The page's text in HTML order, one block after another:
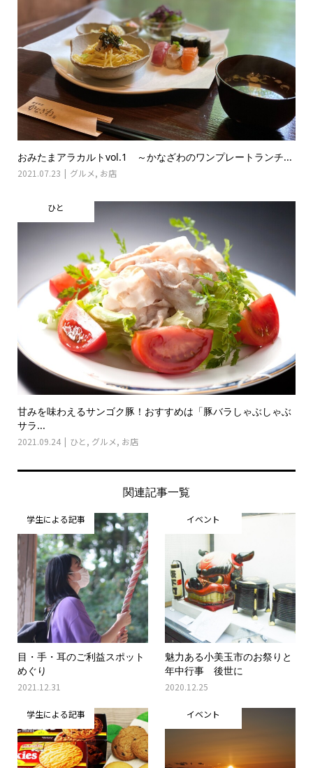
おみたまアラカルトvol.1 ～かなざわのワンプレートランチ...
2021.07.23 グルメ, お店
ひと
甘みを味わえるサンゴク豚！おすすめは「豚バラしゃぶしゃぶ
サラ...
2021.09.24 ひと , グルメ, お店
関連記事一覧
学生による記事
目・手・耳のご利益スポット
めぐり
2021.12.31
イベント
魅力ある小美玉市のお祭りと
年中行事 後世に
2020.12.25
学生による記事 イベント